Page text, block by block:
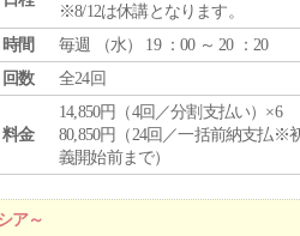
※8/12は休講となります。
時間
毎週 （水） 19 ：00 ～ 20 ：20
回数
全24回
料金
14,850円（4回／分割支払い）×6
80,850円（24回／一括前納支払※
義開始前まで）
ア～